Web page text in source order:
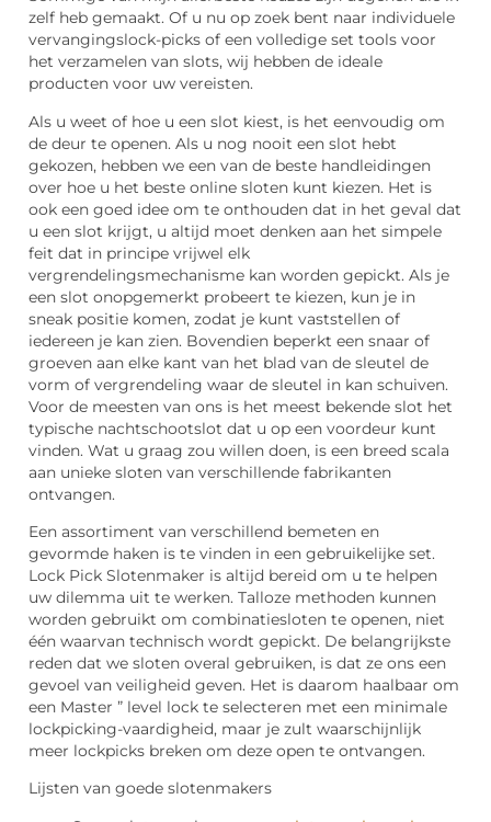
zelf heb gemaakt. Of u nu op zoek bent naar individuele
vervangingslock-picks of een volledige set tools voor
het verzamelen van slots, wij hebben de ideale
producten voor uw vereisten.
Als u weet of hoe u een slot kiest, is het eenvoudig om
de deur te openen. Als u nog nooit een slot hebt
gekozen, hebben we een van de beste handleidingen
over hoe u het beste online sloten kunt kiezen. Het is
ook een goed idee om te onthouden dat in het geval dat
u een slot krijgt, u altijd moet denken aan het simpele
feit dat in principe vrijwel elk
vergrendelingsmechanisme kan worden gepickt. Als je
een slot onopgemerkt probeert te kiezen, kun je in
sneak positie komen, zodat je kunt vaststellen of
iedereen je kan zien. Bovendien beperkt een snaar of
groeven aan elke kant van het blad van de sleutel de
vorm of vergrendeling waar de sleutel in kan schuiven.
Voor de meesten van ons is het meest bekende slot het
typische nachtschootslot dat u op een voordeur kunt
vinden. Wat u graag zou willen doen, is een breed scala
aan unieke sloten van verschillende fabrikanten
ontvangen.
Een assortiment van verschillend bemeten en
gevormde haken is te vinden in een gebruikelijke set.
Lock Pick Slotenmaker is altijd bereid om u te helpen
uw dilemma uit te werken. Talloze methoden kunnen
worden gebruikt om combinatiesloten te openen, niet
één waarvan technisch wordt gepickt. De belangrijkste
reden dat we sloten overal gebruiken, is dat ze ons een
gevoel van veiligheid geven. Het is daarom haalbaar om
een ​​Master ” level lock te selecteren met een minimale
lockpicking-vaardigheid, maar je zult waarschijnlijk
meer lockpicks breken om deze open te ontvangen.
Lijsten van goede slotenmakers